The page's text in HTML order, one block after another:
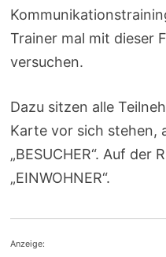
Trainer mal mit dieser
versuchen.
Dazu sitzen alle
Karte vor sich stehen,
„BESUCHER“. Auf
„EINWOHNER“.
Anzeige: